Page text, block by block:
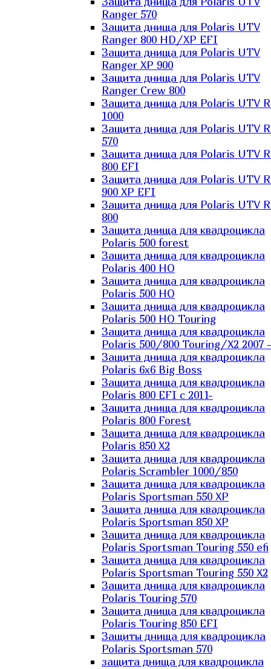
Ranger 570
Защита днища для Polaris UTV
Ranger 800 HD/XP EFI
Защита днища для Polaris UTV
Ranger XP 900
Защита днища для Polaris UTV
Ranger Сrew 800
Защита днища для Polaris UTV
1000
Защита днища для Polaris UTV
570
Защита днища для Polaris UTV
800 EFI
Защита днища для Polaris UTV
900 XP EFI
Защита днища для Polaris UTV
800
Защита днища для квадроцикла
Polaris 500 forest
Защита днища для квадроцикла
Polaris 400 HO
Защита днища для квадроцикла
Polaris 500 HO
Защита днища для квадроцикла
Polaris 500 HO Touring
Защита днища для квадроцикла
Polaris 500/800 Touring/X2 2007 -
Защита днища для квадроцикла
Polaris 6х6 Big Boss
Защита днища для квадроцикла
Polaris 800 EFI с 2011-
Защита днища для квадроцикла
Polaris 800 Forest
Защита днища для квадроцикла
Polaris 850 X2
Защита днища для квадроцикла
Polaris Scrambler 1000/850
Защита днища для квадроцикла
Polaris Sportsman 550 XP
Защита днища для квадроцикла
Polaris Sportsman 850 XP
Защита днища для квадроцикла
Polaris Sportsman Touring 550 efi
Защита днища для квадроцикла
Polaris Sportsman Touring 550 X2
Защита днища для квадроцикла
Polaris Touring 570
Защита днища для квадроцикла
Polaris Touring 850 EFI
Защиты днища для квадроцикла
Polaris Sportsman 570
защита днища для квадроцикла